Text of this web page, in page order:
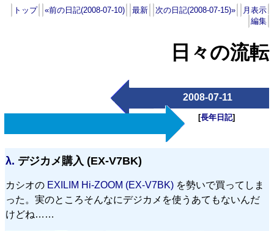
トップ «前の日記(2008-07-10) 最新 次の日記(2008-07-15)»
月表示
編集
日々の流転
2008-07-11
[長年日記]
λ. デジカメ購入 (EX-V7BK)
カシオの EXILIM Hi-ZOOM (EX-V7BK) を勢いで買ってしま
った。実のところそんなにデジカメを使うあてもないんだ
けどね……